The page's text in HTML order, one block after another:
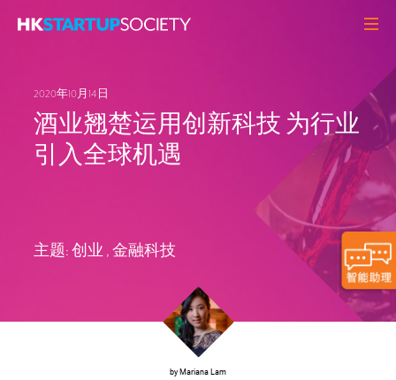
初创头条
观点角度
Q&A
资源中心
2020年10月14日
酒业翘楚运用创新科技 为行业
引入全球机遇
主题: 创业 , 金融科技
by Mariana Lam